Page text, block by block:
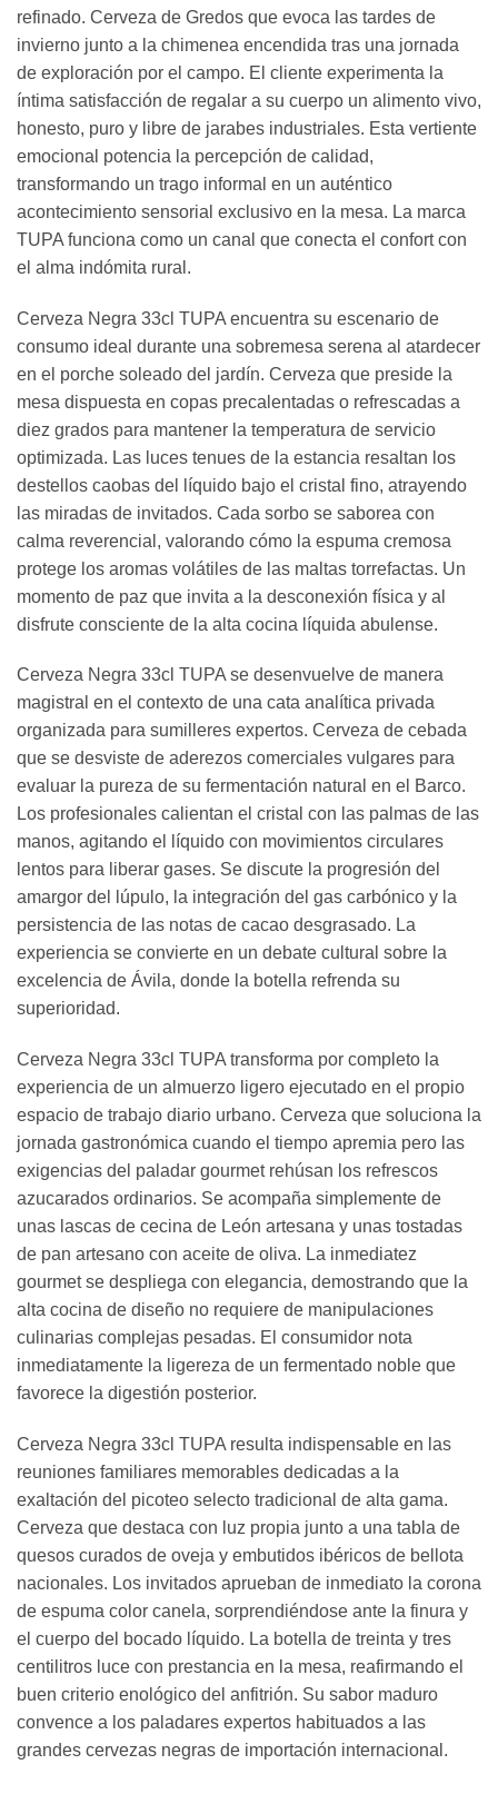
refinado. Cerveza de Gredos que evoca las tardes de
invierno junto a la chimenea encendida tras una jornada
de exploración por el campo. El cliente experimenta la
íntima satisfacción de regalar a su cuerpo un alimento vivo,
honesto, puro y libre de jarabes industriales. Esta vertiente
emocional potencia la percepción de calidad,
transformando un trago informal en un auténtico
acontecimiento sensorial exclusivo en la mesa. La marca
TUPA funciona como un canal que conecta el confort con
el alma indómita rural.
Cerveza Negra 33cl TUPA encuentra su escenario de
consumo ideal durante una sobremesa serena al atardecer
en el porche soleado del jardín. Cerveza que preside la
mesa dispuesta en copas precalentadas o refrescadas a
diez grados para mantener la temperatura de servicio
optimizada. Las luces tenues de la estancia resaltan los
destellos caobas del líquido bajo el cristal fino, atrayendo
las miradas de invitados. Cada sorbo se saborea con
calma reverencial, valorando cómo la espuma cremosa
protege los aromas volátiles de las maltas torrefactas. Un
momento de paz que invita a la desconexión física y al
disfrute consciente de la alta cocina líquida abulense.
Cerveza Negra 33cl TUPA se desenvuelve de manera
magistral en el contexto de una cata analítica privada
organizada para sumilleres expertos. Cerveza de cebada
que se desviste de aderezos comerciales vulgares para
evaluar la pureza de su fermentación natural en el Barco.
Los profesionales calientan el cristal con las palmas de las
manos, agitando el líquido con movimientos circulares
lentos para liberar gases. Se discute la progresión del
amargor del lúpulo, la integración del gas carbónico y la
persistencia de las notas de cacao desgrasado. La
experiencia se convierte en un debate cultural sobre la
excelencia de Ávila, donde la botella refrenda su
superioridad.
Cerveza Negra 33cl TUPA transforma por completo la
experiencia de un almuerzo ligero ejecutado en el propio
espacio de trabajo diario urbano. Cerveza que soluciona la
jornada gastronómica cuando el tiempo apremia pero las
exigencias del paladar gourmet rehúsan los refrescos
azucarados ordinarios. Se acompaña simplemente de
unas lascas de cecina de León artesana y unas tostadas
de pan artesano con aceite de oliva. La inmediatez
gourmet se despliega con elegancia, demostrando que la
alta cocina de diseño no requiere de manipulaciones
culinarias complejas pesadas. El consumidor nota
inmediatamente la ligereza de un fermentado noble que
favorece la digestión posterior.
Cerveza Negra 33cl TUPA resulta indispensable en las
reuniones familiares memorables dedicadas a la
exaltación del picoteo selecto tradicional de alta gama.
Cerveza que destaca con luz propia junto a una tabla de
quesos curados de oveja y embutidos ibéricos de bellota
nacionales. Los invitados aprueban de inmediato la corona
de espuma color canela, sorprendiéndose ante la finura y
el cuerpo del bocado líquido. La botella de treinta y tres
centilitros luce con prestancia en la mesa, reafirmando el
buen criterio enológico del anfitrión. Su sabor maduro
convence a los paladares expertos habituados a las
grandes cervezas negras de importación internacional.